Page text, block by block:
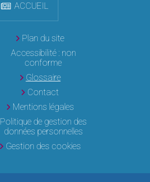
ACCUEIL
Plan du site
Accessibilité : non
conforme
Glossaire
Contact
Mentions légales
Politique de gestion des
données personnelles
Gestion des cookies